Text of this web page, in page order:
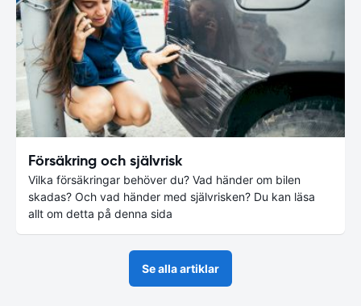
Försäkring och självrisk
Vilka försäkringar behöver du? Vad händer om bilen
skadas? Och vad händer med självrisken? Du kan läsa
allt om detta på denna sida
Se alla artiklar